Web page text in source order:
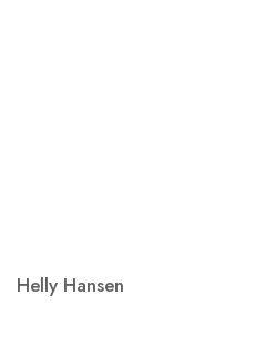
Helly Hansen